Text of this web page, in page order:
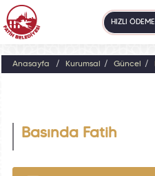
HIZLI ÖDEME
Anasayfa Kurumsal Güncel
Basında Fatih